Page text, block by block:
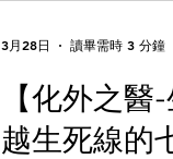
仍有一段路要走。[2] 全台空污
全台各縣市與地區
高的地區來看，前幾
港鎮 3. 高雄市 4. 連
【化外之
越生死線的
3月28日 讀畢需時 3 分鐘